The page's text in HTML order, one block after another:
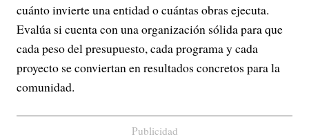
cuánto invierte una entidad o cuántas obras ejecuta.
Evalúa si cuenta con una organización sólida para que
cada peso del presupuesto, cada programa y cada
proyecto se conviertan en resultados concretos para la
comunidad.
Publicidad